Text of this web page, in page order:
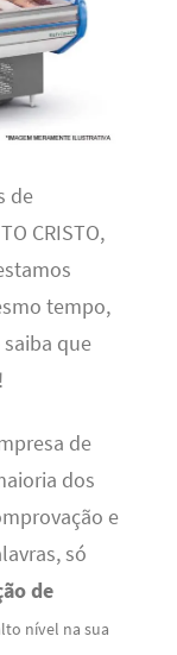
de
CRISTO,
tempo,
que
de
dos
e
só
de
nível na sua